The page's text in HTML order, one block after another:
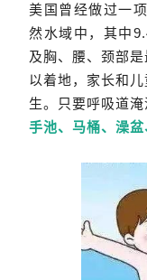
美国曾经做过一
然水域中，其中
及胸、腰、颈部
以着地，家长和
生。只要呼吸道
手池、马桶、澡